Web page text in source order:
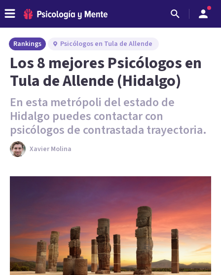
Rankings Psicólogos en Tula de Allende
Los 8 mejores Psicólogos en
Tula de Allende (Hidalgo)
En esta metrópoli del estado de
Hidalgo puedes contactar con
psicólogos de contrastada trayectoria.
Xavier Molina